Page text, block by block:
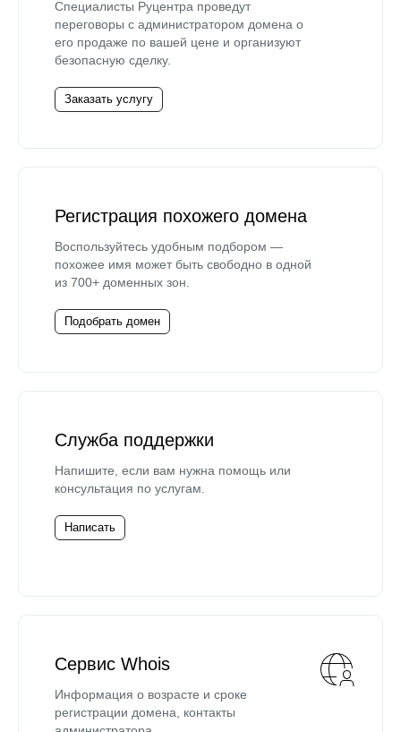
Специалисты Руцентра проведут
переговоры с администратором домена о
его продаже по вашей цене и организуют
безопасную сделку.
Заказать услугу
Регистрация похожего домена
Воспользуйтесь удобным подбором —
похожее имя может быть свободно в одной
из 700+ доменных зон.
Подобрать домен
Служба поддержки
Напишите, если вам нужна помощь или
консультация по услугам.
Написать
Сервис Whois
Информация о возрасте и сроке
регистрации домена, контакты